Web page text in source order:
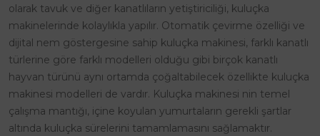
olarak tavuk ve diğer kanatlıların yetiştiriciliği, kuluçka
makinelerinde kolaylıkla yapılır. Otomatik çevirme özelliği ve
dijital nem göstergesine sahip kuluçka makinesi, farklı kanatlı
türlerine göre farklı modelleri olduğu gibi birçok kanatlı
hayvan türünü aynı ortamda çoğaltabilecek özellikte kuluçka
makinesi modelleri de vardır. Kuluçka makinesi nin temel
çalışma mantığı, içine koyulan yumurtaların gerekli şartlar
altında kuluçka sürelerini tamamlamasını sağlamaktır.